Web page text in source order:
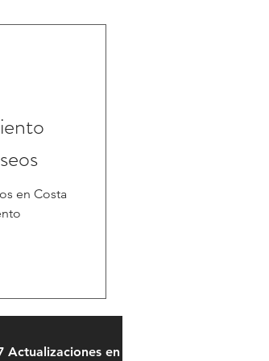
en Costa
Actualizaciones en